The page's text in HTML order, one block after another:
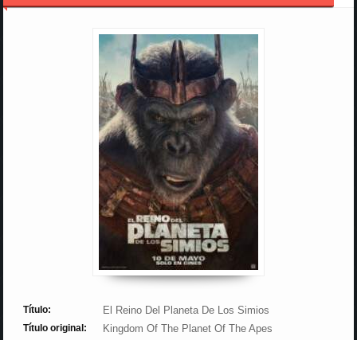
Título: El Reino Del Planeta De Los Simios
Título original: Kingdom Of The Planet Of The Apes